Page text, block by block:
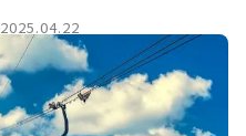
2025.04.22